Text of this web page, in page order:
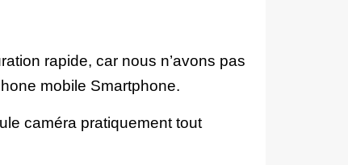
rapide, car nous n’avons pas
mobile Smartphone.
caméra pratiquement tout